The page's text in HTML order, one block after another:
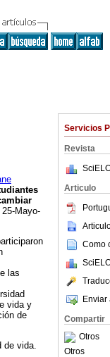
Servicios
Revista
Articulo
Como
Enviar
Compartir
Otros
Otros
Mayo-
las
vida y
de
de vida.